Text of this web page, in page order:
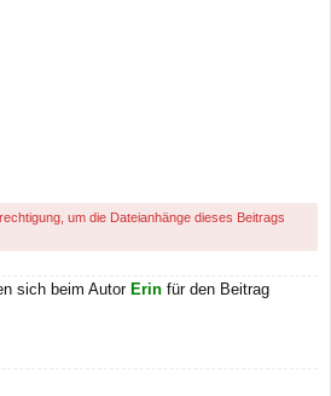
um die Dateianhänge dieses Beitrags
sich beim Autor Erin für den Beitrag